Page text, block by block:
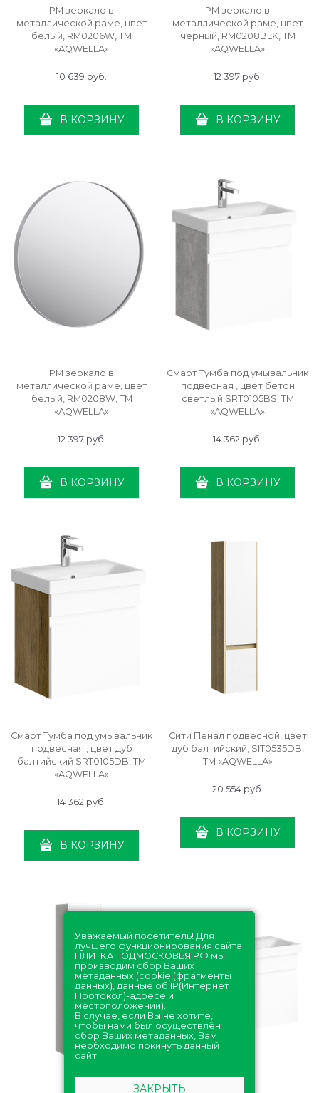
РМ зеркало в
металлической раме, цвет
белый, RM0206W, ТМ
«AQWELLA»
10 639 руб.
В КОРЗИНУ
РМ зеркало в
металлической раме, цвет
черный, RM0208BLK, ТМ
«AQWELLA»
12 397 руб.
В КОРЗИНУ
РМ зеркало в
металлической раме, цвет
белый, RM0208W, ТМ
«AQWELLA»
12 397 руб.
В КОРЗИНУ
Смарт Тумба под умывальник
подвесная , цвет бетон
светлый SRT0105BS, ТМ
«AQWELLA»
14 362 руб.
В КОРЗИНУ
Смарт Тумба под умывальник
подвесная , цвет дуб
балтийский SRT0105DB, ТМ
«AQWELLA»
14 362 руб.
В КОРЗИНУ
Сити Пенал подвесной, цвет
дуб балтийский, SIT0535DB,
ТМ «AQWELLA»
20 554 руб.
В КОРЗИНУ
Уважаемый посетитель! Для
лучшего функционирования сайта
ПЛИТКАПОДМОСКОВЬЯ.РФ мы
производим сбор Ваших
метаданных (cookie (фрагменты
данных), данные об IP(Интернет
Протокол)-адресе и
местоположении).
В случае, если Вы не хотите,
чтобы нами был осуществлён
сбор Ваших метаданных, Вам
необходимо покинуть данный
сайт.
ЗАКРЫТЬ